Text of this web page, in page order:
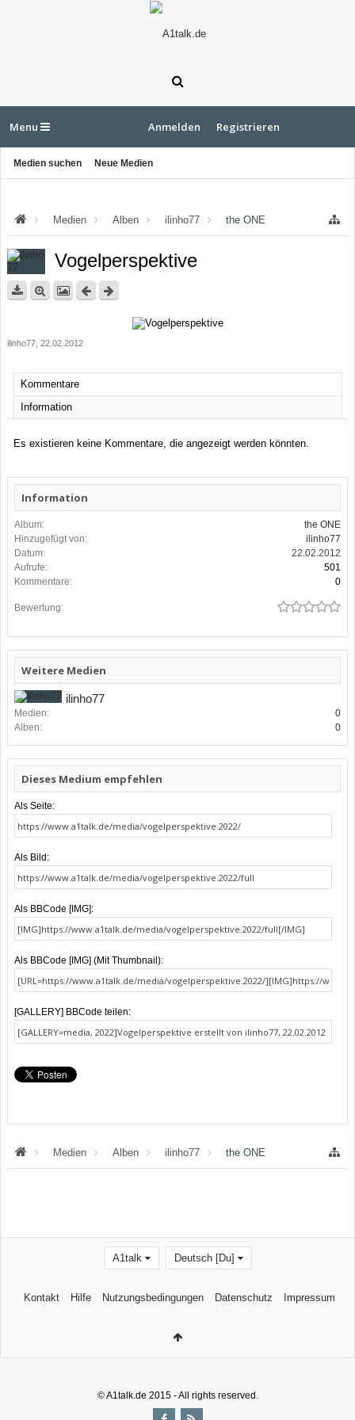
Menu
Medien suchen Neue Medien
Anmelden Registrieren
Medien Alben ilinho77 the ONE
Vogelperspektive
ilinho77 22.02.2012
Kommentare
Information
Es existieren keine Kommentare, die angezeigt werden könnten.
Information
Album:
the ONE
Hinzugefügt von:
ilinho77
Datum:
22.02.2012
Aufrufe:
501
Kommentare:
0
Bewertung:
Weitere Medien
ilinho77
Medien:
0
Alben:
0
Dieses Medium empfehlen
Als Seite:
Als Bild:
Als BBCode [IMG]:
Als BBCode [IMG] (Mit Thumbnail):
[GALLERY] BBCode teilen:
Medien Alben ilinho77 the ONE
A1talk Deutsch [Du]
Kontakt Hilfe Nutzungsbedingungen Datenschutz Impressum
© A1talk.de 2015 - All rights reserved.